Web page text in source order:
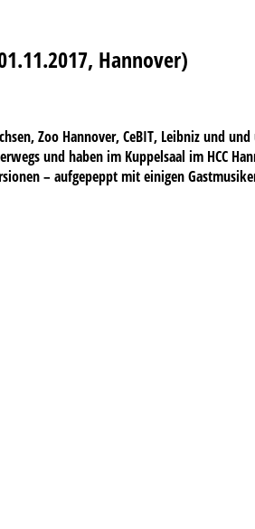
Hannover)
Zoo Hannover, CeBIT, Leibniz und
und haben im Kuppelsaal im HCC
– aufgepeppt mit einigen